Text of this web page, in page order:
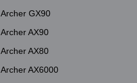
Archer GX90
Archer AX90
Archer AX80
Archer AX6000